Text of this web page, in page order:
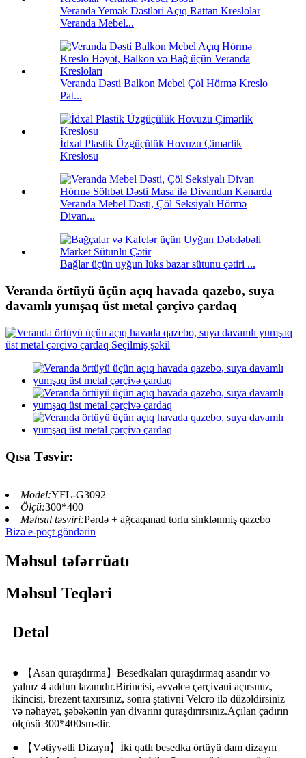
Veranda Yemək Dəstləri Açıq Rattan Kreslolar
Veranda Mebel...
Veranda Dəsti Balkon Mebel Çöl Hörmə Kreslo
Pat...
İdxal Plastik Üzgüçülük Hovuzu Çimərlik
Kreslosu
Veranda Mebel Dəsti, Çöl Seksiyalı Hörmə
Divan...
Bağlar üçün uyğun lüks bazar sütunu çətiri ...
Veranda örtüyü üçün açıq havada qazebo, suya
davamlı yumşaq üst metal çərçivə çardaq
Qısa Təsvir:
Model:YFL-G3092
Ölçü:300*400
Məhsul təsviri:Pərdə + ağcaqanad torlu sinklənmiş qazebo
Bizə e-poçt göndərin
Məhsul təfərrüatı
Məhsul Teqləri
Detal
● 【Asan quraşdırma】Besedkaları quraşdırmaq asandır və
yalnız 4 addım lazımdır.Birincisi, əvvəlcə çərçivəni açırsınız,
ikincisi, brezent taxırsınız, sonra ştativni Velcro ilə düzəldirsiniz
və nəhayət, şəbəkənin yan divarını quraşdırırsınız.Açılan çadırın
ölçüsü 300*400sm-dir.
● 【Vətiyyətli Dizayn】İki qatlı besedka örtüyü dam dizaynı